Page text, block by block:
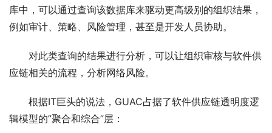
库中，可以通过查询该数据库来驱动更高级别的组织结果，
例如审计、策略、风险管理，甚至是开发人员协助。
对此类查询的结果进行分析，可以让组织审核与软件供
应链相关的流程，分析网络风险。
根据IT巨头的说法，GUAC占据了软件供应链透明度逻
辑模型的”聚合和综合”层：